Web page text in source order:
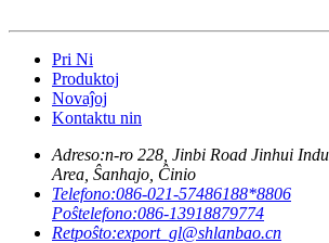
Pri Ni
Produktoj
Novaĵoj
Kontaktu nin
Adreso:n-ro 228, Jinbi Road Jinhui
Area, Ŝanhajo, Ĉinio
Telefono:086-021-57486188*8806
Poŝtelefono:086-13918879774
Retpoŝto:export_gl@shlanbao.cn